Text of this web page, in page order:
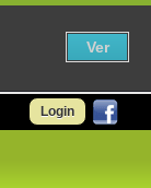
Login
Ver